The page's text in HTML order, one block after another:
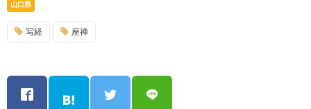
山口県
写経 座禅